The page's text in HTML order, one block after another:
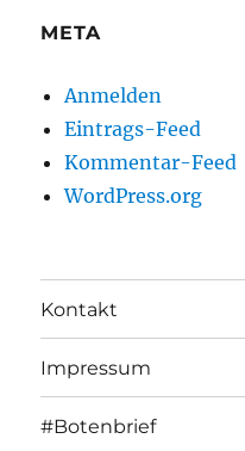
META
Anmelden
Eintrags-Feed
Kommentar-Feed
WordPress.org
Kontakt
Impressum
#Botenbrief